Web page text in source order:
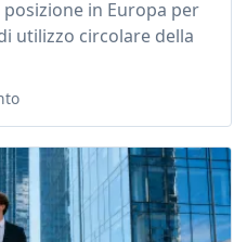
posizione in Europa per
utilizzo circolare della